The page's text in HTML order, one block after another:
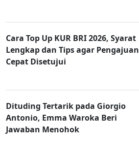
Cara Top Up KUR BRI 2026, Syarat
Lengkap dan Tips agar Pengajuan
Cepat Disetujui
Dituding Tertarik pada Giorgio
Antonio, Emma Waroka Beri
Jawaban Menohok